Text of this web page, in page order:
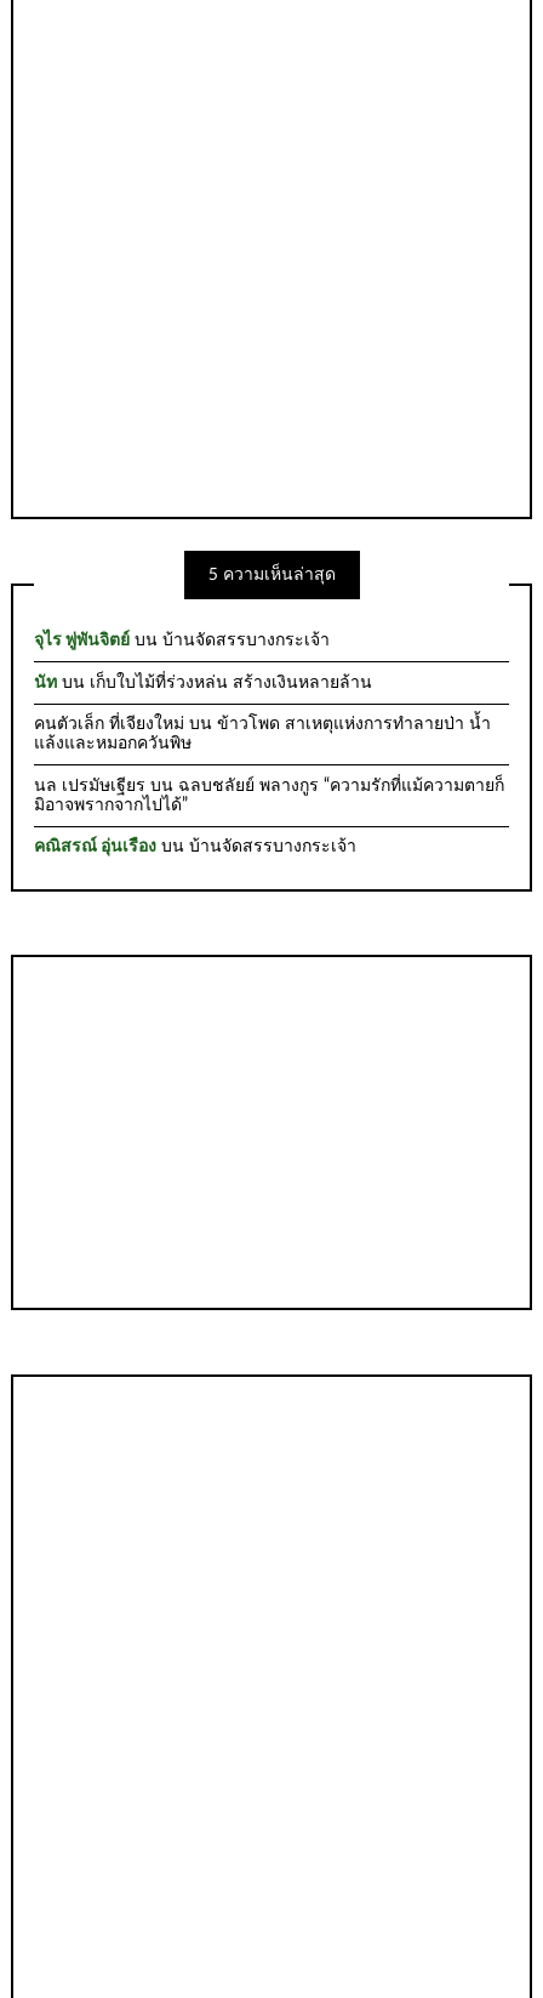
5 ความเห็นล่าสุด
จุไร พู่พันจิตย์ บนบ้านจัดสรรบางกระเจ้า
นัท บน เก็บใบไม้ที่ร่วงหล่น สร้างเงินหลายล้าน
คนตัวเล็ก ที่เจียงใหม่ บนข้าวโพด สาเหตุแห่งการทำลายป่า น้ำ
แล้งและหมอกควันพิษ
นล เปรมัษเฐียร บน ฉลบชลัยย์ พลางกูร “ความรักที่แม้ความตายก็
มิอาจพรากจากไปได้”
คณิสรณ์ อุ่นเรือง บนบ้านจัดสรรบางกระเจ้า